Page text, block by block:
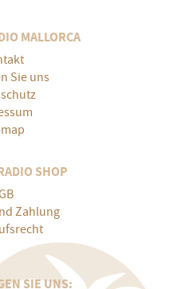
MALLORCA
Sie uns
SHOP
Zahlung
SIE UNS: